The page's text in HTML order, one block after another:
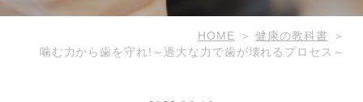
HOME
健康の教科書
噛む力から歯を守れ!～過大な力で歯が壊れるプロセス～